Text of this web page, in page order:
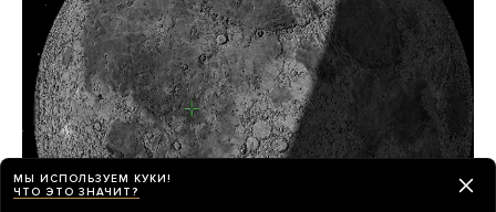
МЫ ИСПОЛЬЗУЕМ КУКИ!
ЧТО ЭТО ЗНАЧИТ?